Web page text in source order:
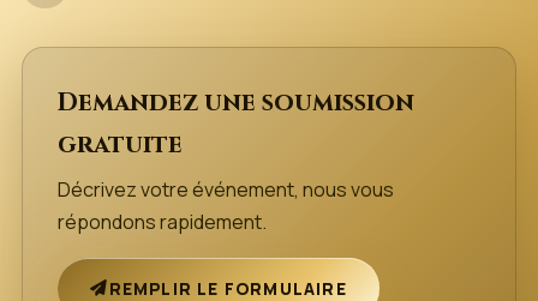
Demandez une soumission
gratuite
Décrivez votre événement, nous vous
répondons rapidement.
REMPLIR LE FORMULAIRE